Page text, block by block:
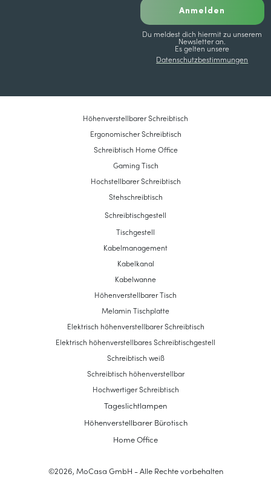
Anmelden
Du meldest dich hiermit zu unserem
Newsletter an.
Es gelten unsere
Datenschutzbestimmungen
Höhenverstellbarer Schreibtisch
Ergonomischer Schreibtisch
Schreibtisch Home Office
Gaming Tisch
Hochstellbarer Schreibtisch
Stehschreibtisch
Schreibtischgestell
Tischgestell
Kabelmanagement
Kabelkanal
Kabelwanne
Höhenverstellbarer Tisch
Melamin Tischplatte
Elektrisch höhenverstellbarer Schreibtisch
Elektrisch höhenverstellbares Schreibtischgestell
Schreibtisch weiß
Schreibtisch höhenverstellbar
Hochwertiger Schreibtisch
Tageslichtlampen
Höhenverstellbarer Bürotisch
Home Office
©2026, MoCasa GmbH - Alle Rechte vorbehalten